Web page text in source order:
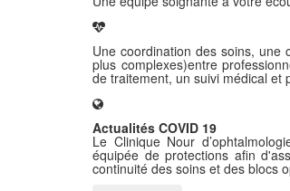
Une coordination des soins, une
plus complexes)entre
de traitement, un suivi médical et
Actualités COVID 19
Le Clinique Nour
équipée de protections afin
continuité des soins et des blocs